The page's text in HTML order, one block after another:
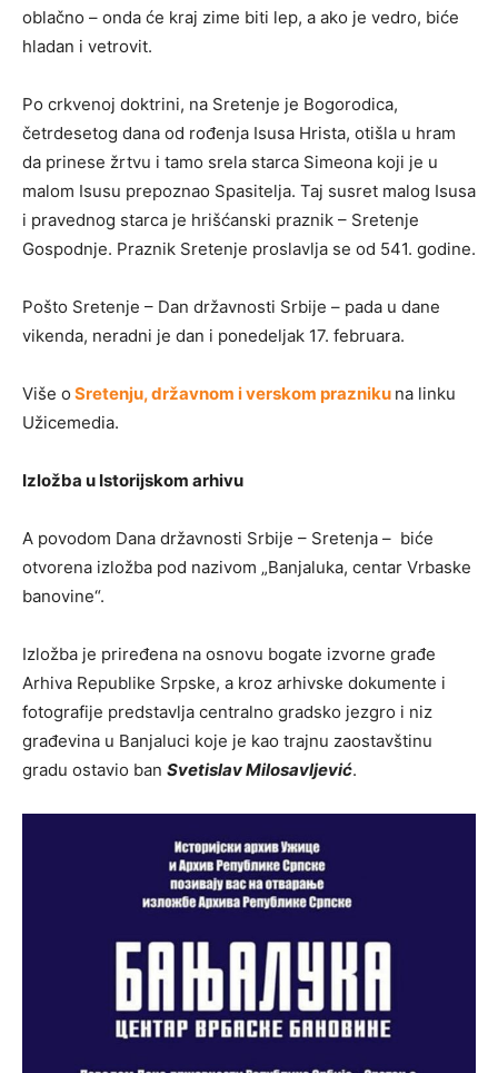
oblačno – onda će kraj zime biti lep, a ako je vedro, biće
hladan i vetrovit.
Po crkvenoj doktrini, na Sretenje je Bogorodica,
četrdesetog dana od rođenja Isusa Hrista, otišla u hram
da prinese žrtvu i tamo srela starca Simeona koji je u
malom Isusu prepoznao Spasitelja. Taj susret malog Isusa
i pravednog starca je hrišćanski praznik – Sretenje
Gospodnje. Praznik Sretenje proslavlja se od 541. godine.
Pošto Sretenje – Dan državnosti Srbije – pada u dane
vikenda, neradni je dan i ponedeljak 17. februara.
Više o Sretenju, državnom i verskom prazniku na linku
Užicemedia.
Izložba u Istorijskom arhivu
A povodom Dana državnosti Srbije – Sretenja – biće
otvorena izložba pod nazivom „Banjaluka, centar Vrbaske
banovine“.
Izložba je priređena na osnovu bogate izvorne građe
Arhiva Republike Srpske, a kroz arhivske dokumente i
fotografije predstavlja centralno gradsko jezgro i niz
građevina u Banjaluci koje je kao trajnu zaostavštinu
gradu ostavio ban Svetislav Milosavljević.